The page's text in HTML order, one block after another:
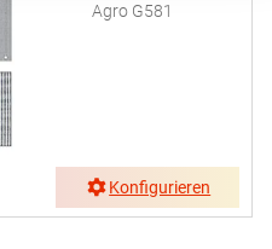
Agro G581
Konfigurieren